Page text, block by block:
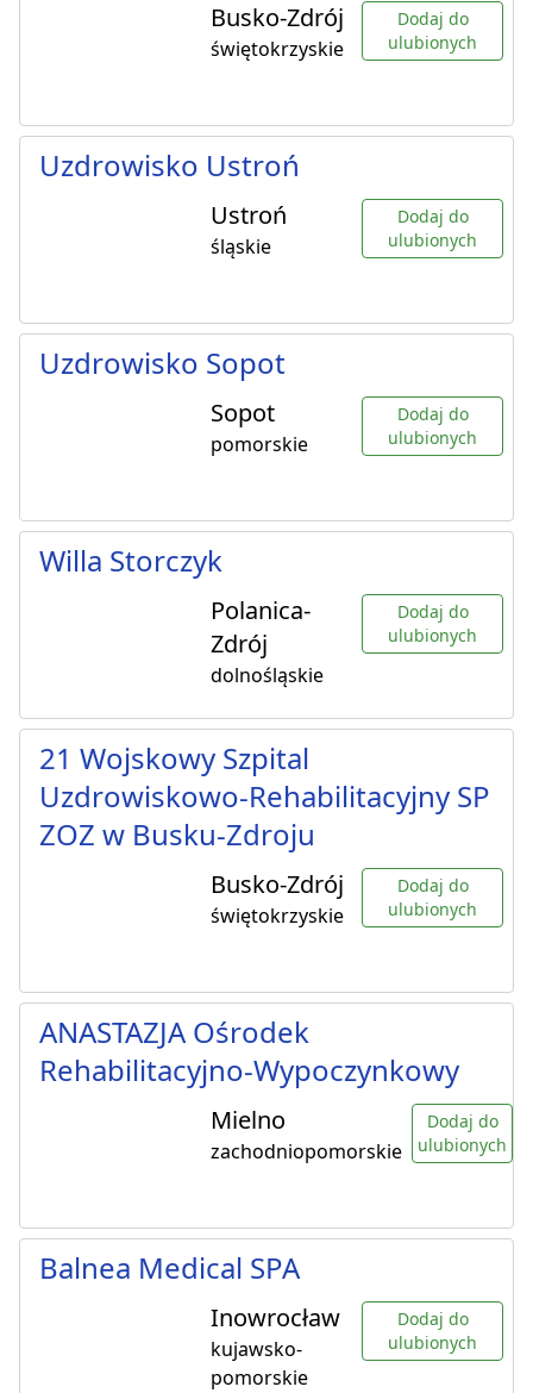
Busko-Zdrój
świętokrzyskie
Dodaj do
ulubionych
Uzdrowisko Ustroń
Ustroń
śląskie
Dodaj do
ulubionych
Uzdrowisko Sopot
Sopot
pomorskie
Dodaj do
ulubionych
Willa Storczyk
Polanica-
Zdrój
dolnośląskie
Dodaj do
ulubionych
21 Wojskowy Szpital
Uzdrowiskowo-Rehabilitacyjny SP
ZOZ w Busku-Zdroju
Busko-Zdrój
świętokrzyskie
Dodaj do
ulubionych
ANASTAZJA Ośrodek
Rehabilitacyjno-Wypoczynkowy
Mielno
zachodniopomorskie
Dodaj do
ulubionych
Balnea Medical SPA
Inowrocław
kujawsko-
pomorskie
Dodaj do
ulubionych